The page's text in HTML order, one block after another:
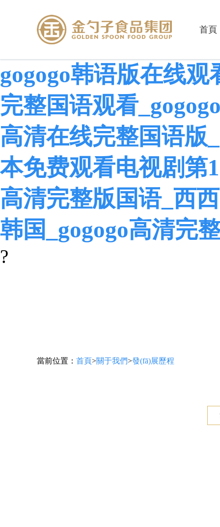
gogogo韩语版在线观
完整国语观看
高清在线完整国语版
本免费观看电视剧第
高清完整版国语_西
韩国_gogogo高清完
?
首頁
當前位置： 首頁>關于我們>發(fā)展歷程